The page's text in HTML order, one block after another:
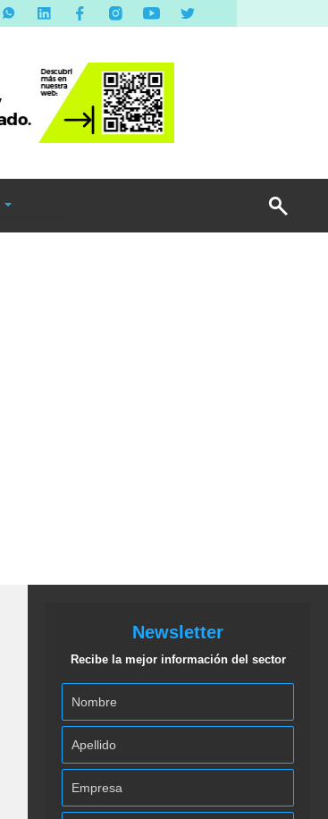
Newsletter
Recibe la mejor información del sector